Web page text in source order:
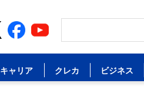
キャリア クレカ ビジネス